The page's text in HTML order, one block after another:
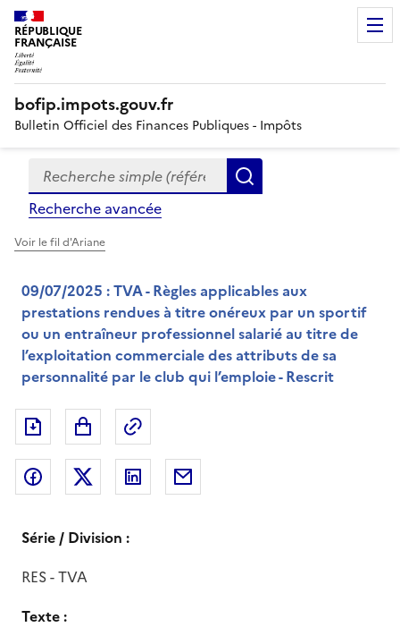
RÉPUBLIQUE
FRANÇAISE
bofip.impots.gouv.fr
Bulletin Officiel des Finances Publiques - Impôts
Formulaire
de
recherche
Recherche simple (références, mots clés, partie du
Recherche avancée
Voir le fil d'Ariane
09/07/2025 : TVA - Règles applicables aux
prestations rendues à titre onéreux par un sportif
ou un entraîneur professionnel salarié au titre de
l’exploitation commerciale des attributs de sa
personnalité par le club qui l’emploie - Rescrit
Exporter le document au format pdf
Partager sur Facebook
Partager sur Twitter
Partager sur LinkedIn
Série / Division :
RES - TVA
Texte :